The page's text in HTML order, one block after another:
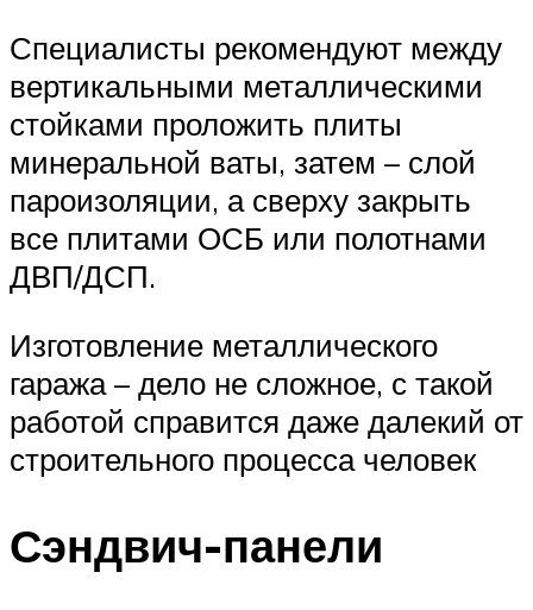
Специалисты рекомендуют между
вертикальными металлическими
стойками проложить плиты
минеральной ваты, затем – слой
пароизоляции, а сверху закрыть
все плитами ОСБ или полотнами
ДВП/ДСП.
Изготовление металлического
гаража – дело не сложное, с такой
работой справится даже далекий от
строительного процесса человек
Сэндвич-панели